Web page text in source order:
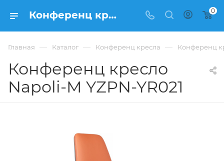
Конференц кресло Конференц кресла Napoli-M YZPN-YR021 купить в Москве, цена 106 002 ₽. - интернет-магазин ФРАНКОМ 0
Главная — Каталог — Конференц кресла — Конференц
Конференц кресло
Napoli-M YZPN-YR021